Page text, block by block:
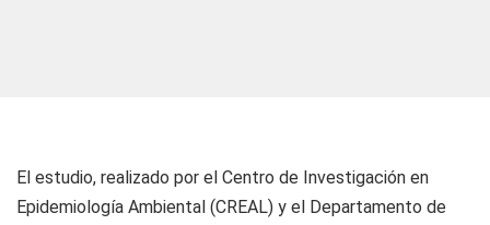
El estudio, realizado por el Centro de Investigación en
Epidemiología Ambiental (CREAL) y el Departamento de